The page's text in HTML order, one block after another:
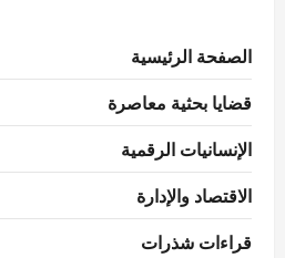
الصفحة الرئيسية
قضايا بحثية معاصرة
الإنسانيات الرقمية
الاقتصاد والإدارة
قراءات شذرات